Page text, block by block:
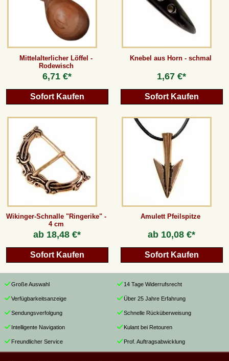
Mittelalterlicher Löffel -
Rodewisch
6,71 €*
Sofort Kaufen
Knebel aus Horn - schmal
1,67 €*
Sofort Kaufen
Wikinger-Schnalle "Ringerike" -
4 cm
ab 18,48 €*
Sofort Kaufen
Amulett Pfeilspitze
ab 10,08 €*
Sofort Kaufen
Große Auswahl
Verfügbarkeitsanzeige
Sendungsverfolgung
Intelligente Navigation
Freundlicher Service
14 Tage Widerrufsrecht
Über 25 Jahre Erfahrung
Schnelle Rücküberweisung
Kulant bei Retouren
Prof. Auftragsabwicklung